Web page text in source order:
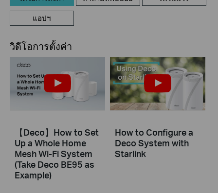
แอปฯ
วิดีโอการตั้งค่า
【Deco】How to Set
Up a Whole Home
Mesh Wi-Fi System
(Take Deco BE95 as
Example)
How to Configure a
Deco System with
Starlink